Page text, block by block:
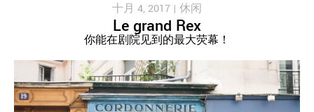
十月 4, 2017 | 休闲
Le grand Rex
你能在剧院见到的最大荧幕！